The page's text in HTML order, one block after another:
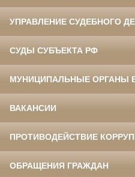
УПРАВЛЕНИЕ СУДЕБНОГО
СУДЫ СУБЪЕКТА РФ
МУНИЦИПАЛЬНЫЕ ОРГАНЫ
ВАКАНСИИ
ПРОТИВОДЕЙСТВИЕ
ОБРАЩЕНИЯ ГРАЖДАН